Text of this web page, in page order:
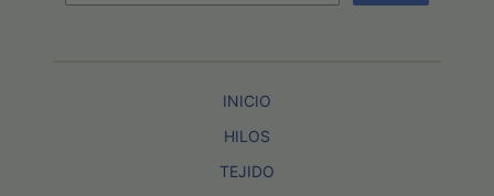
INICIO
HILOS
TEJIDO